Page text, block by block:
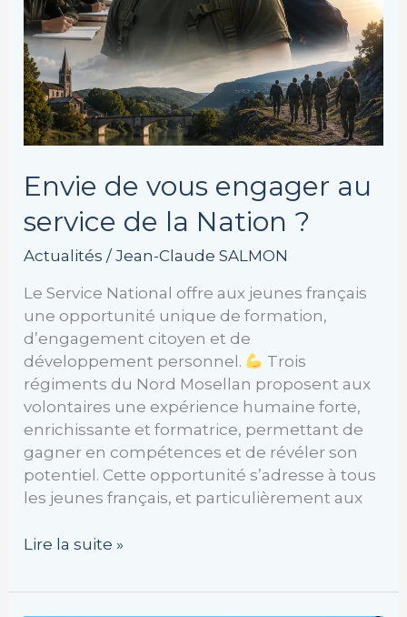
Envie de vous engager au
service de la Nation ?
Actualités /Jean-Claude SALMON
Le Service National offre aux jeunes français
une opportunité unique de formation,
d’engagement citoyen et de
développement personnel.
Trois
régiments du Nord Mosellan proposent aux
volontaires une expérience humaine forte,
enrichissante et formatrice, permettant de
gagner en compétences et de révéler son
potentiel. Cette opportunité s’adresse à tous
les jeunes français, et particulièrement aux
Lire la suite »